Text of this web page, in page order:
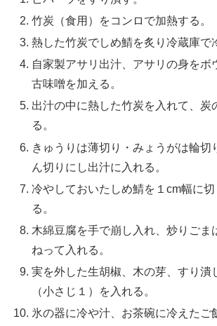
竹炭（食用）をコンロで加熱する。
熱した竹炭でしめ鯖を炙り冷蔵庫で
自家製アサリ出汁、アサリの身をボ
古味噌を加える。
出汁の中に熱した竹炭を入れて、炭
る。
きゅうりは薄切り・みょうがは輪切
ん切りにし出汁に入れる。
冷やしておいたしめ鯖を１cm幅に
る。
木綿豆腐を手で崩し入れ、炒りごま
ねって入れる。
実を外した生胡椒、木の芽、すり潰
（小さじ１）を入れる。
氷の器に冷や汁、お茶碗に冷えたご